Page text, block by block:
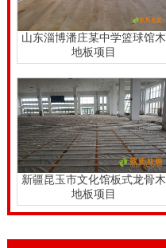
山东淄博潘庄某中学篮球馆木
地板项目
新疆昆玉市文化馆板式龙骨木
地板项目